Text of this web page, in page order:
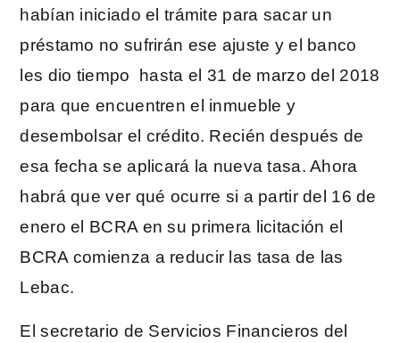
habían iniciado el trámite para sacar un
préstamo no sufrirán ese ajuste y el banco
les dio tiempo hasta el 31 de marzo del 2018
para que encuentren el inmueble y
desembolsar el crédito. Recién después de
esa fecha se aplicará la nueva tasa. Ahora
habrá que ver qué ocurre si a partir del 16 de
enero el BCRA en su primera licitación el
BCRA comienza a reducir las tasa de las
Lebac.
El secretario de Servicios Financieros del